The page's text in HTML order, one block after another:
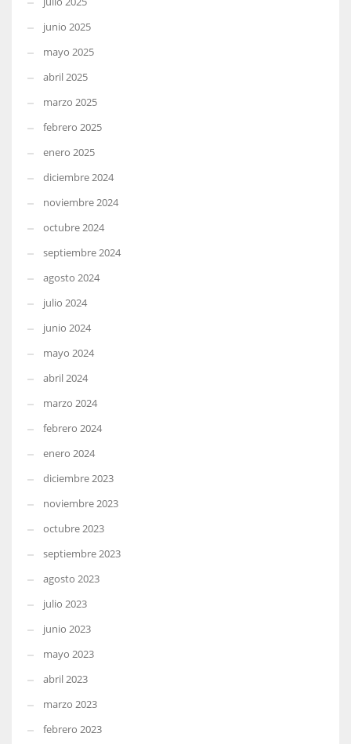
junio 2025
mayo 2025
abril 2025
marzo 2025
febrero 2025
enero 2025
diciembre 2024
noviembre 2024
octubre 2024
septiembre 2024
agosto 2024
julio 2024
junio 2024
mayo 2024
abril 2024
marzo 2024
febrero 2024
enero 2024
diciembre 2023
noviembre 2023
octubre 2023
septiembre 2023
agosto 2023
julio 2023
junio 2023
mayo 2023
abril 2023
marzo 2023
febrero 2023